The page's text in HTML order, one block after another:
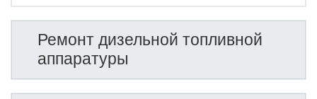
Ремонт дизельной топливной
аппаратуры